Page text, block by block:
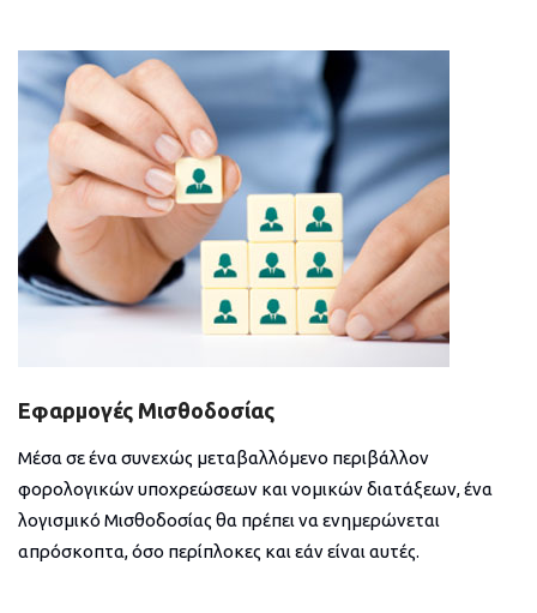
Εφαρμογές Μισθοδοσίας
Μέσα σε ένα συνεχώς μεταβαλλόμενο περιβάλλον
φορολογικών υποχρεώσεων και νομικών διατάξεων, ένα
λογισμικό Μισθοδοσίας θα πρέπει να ενημερώνεται
απρόσκοπτα, όσο περίπλοκες και εάν είναι αυτές.